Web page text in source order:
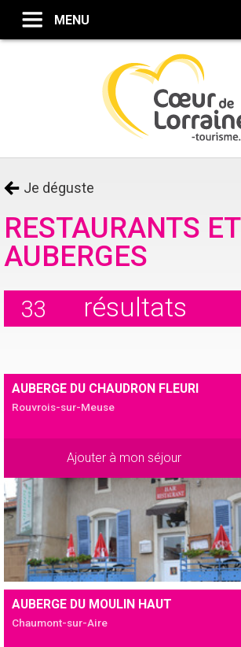
Je déguste
RESTAURANTS ET
AUBERGES
résultats
33
AUBERGE DU CHAUDRON FLEURI
Rouvrois-sur-Meuse
Ajouter à mon séjour
AUBERGE DU MOULIN HAUT
Chaumont-sur-Aire